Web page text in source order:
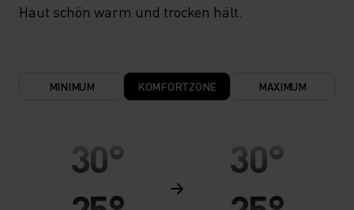
Haut schön warm und trocken hält.
MINIMUM KOMFORTZONE MAXIMUM
30°
30°